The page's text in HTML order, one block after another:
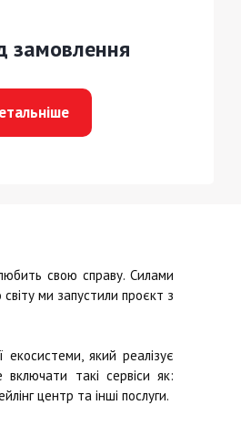
замовлення
свою справу. Силами
ми запустили проєкт з
який реалізує
включати такі сервіси як:
центр та інші послуги.